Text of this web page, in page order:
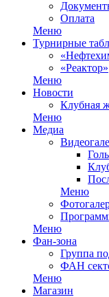
Оплата
Меню
Турнирные
«Реактор»
Меню
Новости
Клубная
Меню
Медиа
Меню
Меню
Фан-зона
Группа
ФАН
Меню
Магазин